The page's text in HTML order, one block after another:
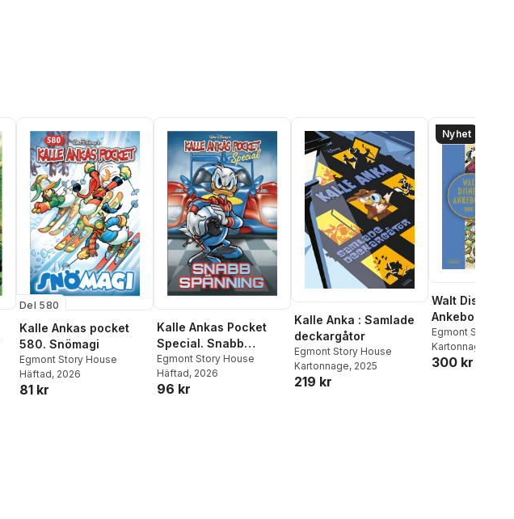
Del 580
Kalle Ankas pocket
580. Snömagi
Egmont Story House
Häftad, 2026
81 kr
Kalle Ankas Pocket
Special. Snabb
spänning
Egmont Story House
Häftad, 2026
96 kr
Kalle Anka : Samlade
deckargåtor
Egmont Story House
Kartonnage, 2025
219 kr
Nyhet
Walt Disneys
Ankeborg.
Egmont Story
Kartonnage
300 kr